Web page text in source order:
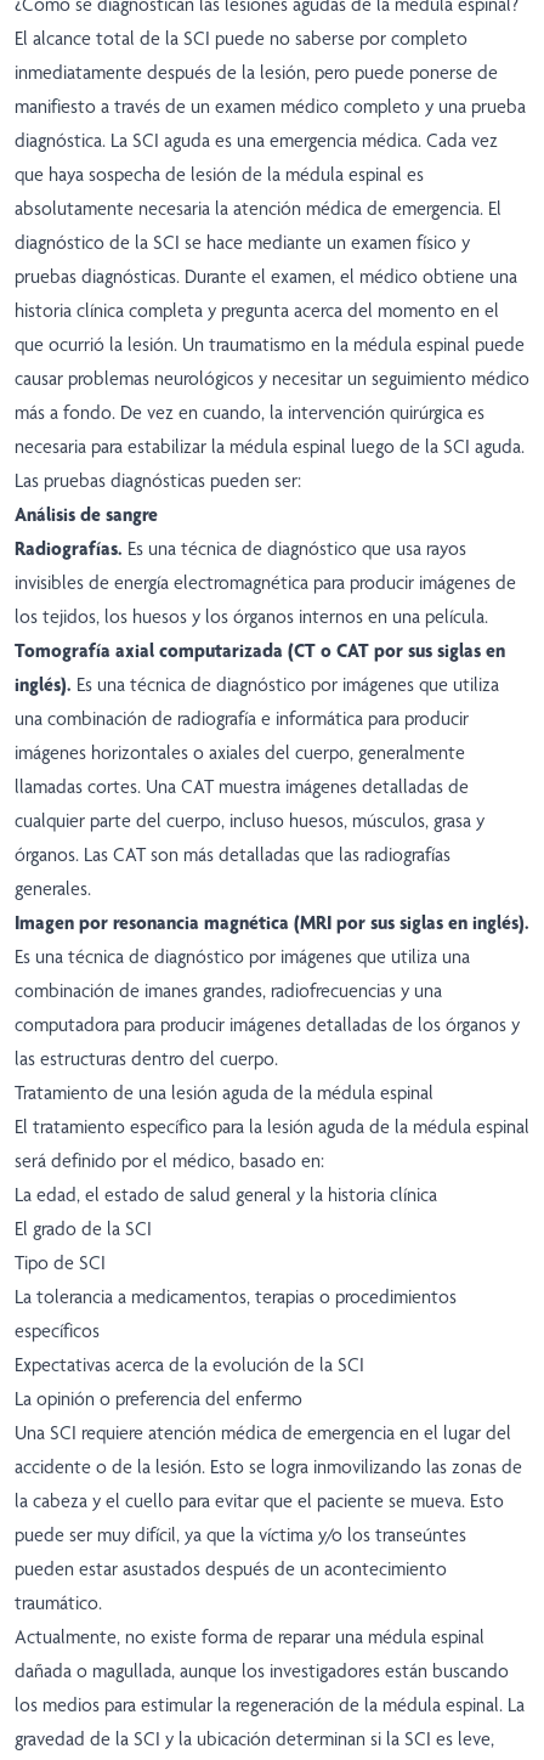
El alcance total de la SCI puede no saberse por completo
inmediatamente después de la lesión, pero puede ponerse de
manifiesto a través de un examen médico completo y una prueba
diagnóstica. La SCI aguda es una emergencia médica. Cada vez
que haya sospecha de lesión de la médula espinal es
absolutamente necesaria la atención médica de emergencia. El
diagnóstico de la SCI se hace mediante un examen físico y
pruebas diagnósticas. Durante el examen, el médico obtiene una
historia clínica completa y pregunta acerca del momento en el
que ocurrió la lesión. Un traumatismo en la médula espinal puede
causar problemas neurológicos y necesitar un seguimiento médico
más a fondo. De vez en cuando, la intervención quirúrgica es
necesaria para estabilizar la médula espinal luego de la SCI aguda.
Las pruebas diagnósticas pueden ser:
Análisis de sangre
Radiografías. Es una técnica de diagnóstico que usa rayos
invisibles de energía electromagnética para producir imágenes de
los tejidos, los huesos y los órganos internos en una película.
Tomografía axial computarizada (CT o CAT por sus siglas en
inglés). Es una técnica de diagnóstico por imágenes que utiliza
una combinación de radiografía e informática para producir
imágenes horizontales o axiales del cuerpo, generalmente
llamadas cortes. Una CAT muestra imágenes detalladas de
cualquier parte del cuerpo, incluso huesos, músculos, grasa y
órganos. Las CAT son más detalladas que las radiografías
generales.
Imagen por resonancia magnética (MRI por sus siglas en inglés).
Es una técnica de diagnóstico por imágenes que utiliza una
combinación de imanes grandes, radiofrecuencias y una
computadora para producir imágenes detalladas de los órganos y
las estructuras dentro del cuerpo.
Tratamiento de una lesión aguda de la médula espinal
El tratamiento específico para la lesión aguda de la médula espinal
será definido por el médico, basado en:
La edad, el estado de salud general y la historia clínica
El grado de la SCI
Tipo de SCI
La tolerancia a medicamentos, terapias o procedimientos
específicos
Expectativas acerca de la evolución de la SCI
La opinión o preferencia del enfermo
Una SCI requiere atención médica de emergencia en el lugar del
accidente o de la lesión. Esto se logra inmovilizando las zonas de
la cabeza y el cuello para evitar que el paciente se mueva. Esto
puede ser muy difícil, ya que la víctima y/o los transeúntes
pueden estar asustados después de un acontecimiento
traumático.
Actualmente, no existe forma de reparar una médula espinal
dañada o magullada, aunque los investigadores están buscando
los medios para estimular la regeneración de la médula espinal. La
gravedad de la SCI y la ubicación determinan si la SCI es leve,